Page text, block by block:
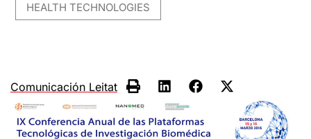
HEALTH TECHNOLOGIES
Comunicación Leitat